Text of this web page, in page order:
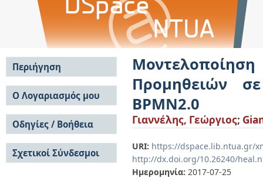
Προμηθειών
BPMN2.0
Γιαννέλης, Γεώργιος;
URI: https://dspace.lib.ntua.gr/
http://dx.doi.org/10.26240/
Ημερομηνία: 2017-07-25
Περιήγηση
Σε όλο το DSpace
Κοινότητες & Συλλογές
Ανά Ημερομηνία
Έκδοσης
Συγγραφείς
Τίτλοι
Θέματα
Ο Λογαριασμός μου
Σύνδεση
Εγγραφή
Οδηγίες / Βοήθεια
Οδηγίες Υποβολής
Οδηγίες Χρήσης ΙΑ
Συχνές Ερωτήσεις
Σχετικοί Σύνδεσμοι